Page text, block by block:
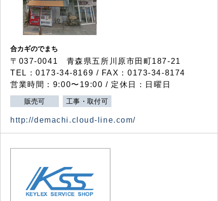
合カギのでまち
〒037-0041 青森県五所川原市田町187-21
TEL：0173-34-8169 / FAX：0173-34-8174
営業時間：9:00〜19:00 / 定休日：日曜日
販売可 工事・取付可
http://demachi.cloud-line.com/